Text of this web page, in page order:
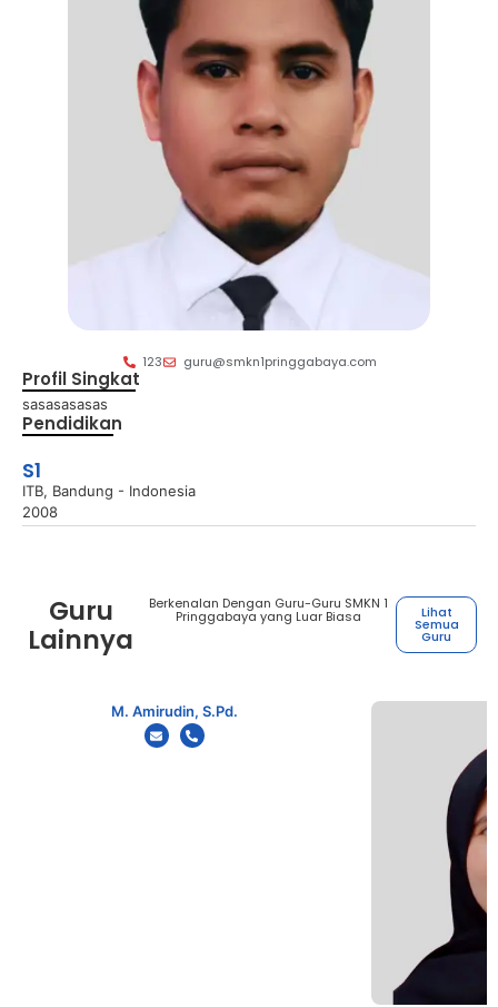
123 guru@smkn1pringgabaya.com
Profil Singkat
sasasasasas
Pendidikan
S1
ITB, Bandung - Indonesia
2008
Guru
Lainnya
Berkenalan Dengan Guru-Guru SMKN 1
Pringgabaya yang Luar Biasa Lihat
Semua
Guru
M. Amirudin, S.Pd.